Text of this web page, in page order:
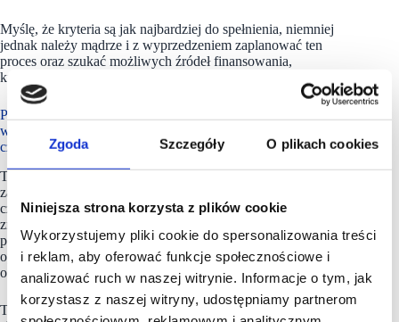
Zgoda Szczegóły O plikach cookies
Niniejsza strona korzysta z plików cookie
Wykorzystujemy pliki cookie do spersonalizowania treści
i reklam, aby oferować funkcje społecznościowe i
analizować ruch w naszej witrynie. Informacje o tym, jak
korzystasz z naszej witryny, udostępniamy partnerom
Myślę, że kryteria są jak najbardziej do spełnienia, niemniej
jednak należy mądrze i z wyprzedzeniem zaplanować ten
proces oraz szukać możliwych źródeł finansowania,
których na rynku powinno być coraz więcej.
Proces ustawodawczy na poziomie Unii Europejskiej jest
w toku, ale mamy już wiele przypadków, że praktyka rynkowa
czasami wyprzedza te zmiany w prawie.
Tak, bo mamy już pewne obowiązujące regulacje, które
zaczynają kreować presję ze strony chociażby banków
czy inwestorów (wspomniany wcześniej pakiet
zrównoważonych finansów). Poza tym rosnące ceny energii
powodują, że wszelkie działania modernizacyjne bardziej się
opłacają, ponieważ pozwalają na osiągnięcie znaczących
oszczędności na kosztach operacyjnych.
Ta presja ze strony instytucji finansowych będzie coraz